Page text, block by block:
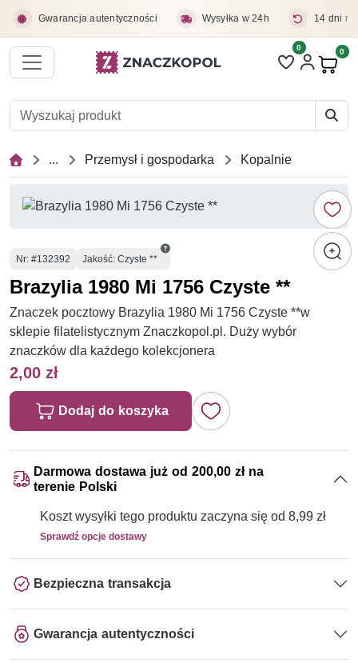
Gwarancja autentyczności Wysyłka w 24h 14 dni
Liczba pozycji
0 0
... Przemysł i gospodarka Kopalnie
Numer
Nr: #132392 Jakość: Czyste **
Brazylia 1980 Mi 1756 Czyste **
Znaczek pocztowy Brazylia 1980 Mi 1756 Czyste **w
sklepie filatelistycznym Znaczkopol.pl. Duży wybór
znaczków dla każdego kolekcjonera
2,00 zł
Dodaj do koszyka
Darmowa dostawa już od 200,00 zł na
terenie Polski
Koszt wysyłki tego produktu zaczyna się od 8,99 zł
Sprawdź opcje dostawy
Bezpieczna transakcja
Gwarancja autentyczności